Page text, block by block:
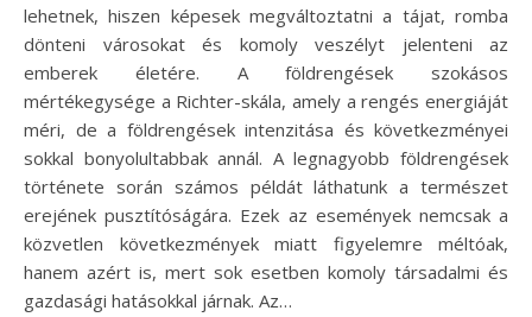
lehetnek, hiszen képesek megváltoztatni a tájat, romba
dönteni városokat és komoly veszélyt jelenteni az
emberek életére. A földrengések szokásos
mértékegysége a Richter-skála, amely a rengés energiáját
méri, de a földrengések intenzitása és következményei
sokkal bonyolultabbak annál. A legnagyobb földrengések
története során számos példát láthatunk a természet
erejének pusztítóságára. Ezek az események nemcsak a
közvetlen következmények miatt figyelemre méltóak,
hanem azért is, mert sok esetben komoly társadalmi és
gazdasági hatásokkal járnak. Az…